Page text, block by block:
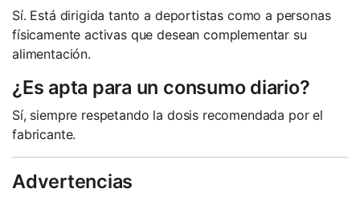
Sí. Está dirigida tanto a deportistas como a personas
físicamente activas que desean complementar su
alimentación.
¿Es apta para un consumo diario?
Sí, siempre respetando la dosis recomendada por el
fabricante.
Advertencias